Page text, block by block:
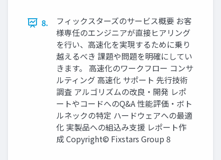
8.
フィックスターズのサービス概要 お客
様専任のエンジニアが直接ヒアリング
を行い、高速化を実現するために乗り
越えるべき 課題や問題を明確にしてい
きます。 高速化のワークフロー コンサ
ルティング 高速化 サポート 先行技術
調査 アルゴリズムの改良・開発 レポ
ートやコードへのQ&A 性能評価・ボト
ルネックの特定 ハードウェアへの最適
化 実製品への組込み支援 レポート作
成 Copyright© Fixstars Group 8